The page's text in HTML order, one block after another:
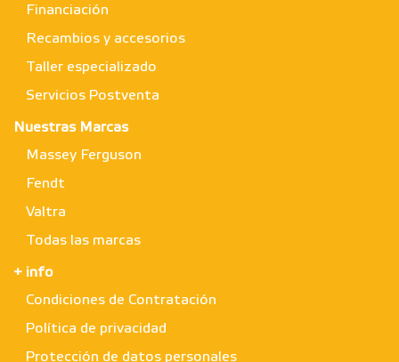
Financiación
Recambios y accesorios
Taller especializado
Servicios Postventa
Nuestras Marcas
Massey Ferguson
Fendt
Valtra
Todas las marcas
+ info
Condiciones de Contratación
Política de privacidad
Protección de datos personales